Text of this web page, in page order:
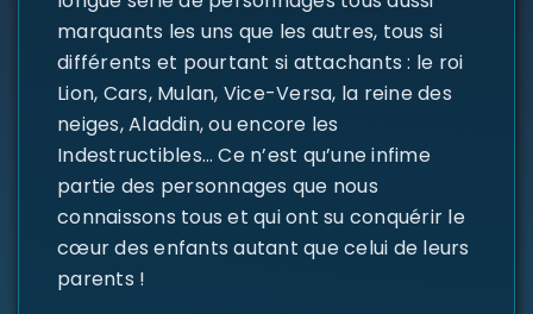
CONNECTER
ou e-mail
marquants les uns que les autres, tous si
différents et pourtant si attachants : le roi
Lion, Cars, Mulan, Vice-Versa, la reine des
neiges, Aladdin, ou encore les
Indestructibles… Ce n’est qu’une infime
partie des personnages que nous
connaissons tous et qui ont su conquérir le
cœur des enfants autant que celui de leurs
parents !